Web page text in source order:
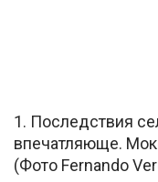
1. Последствия
впечатляюще.
(Фото Fernando